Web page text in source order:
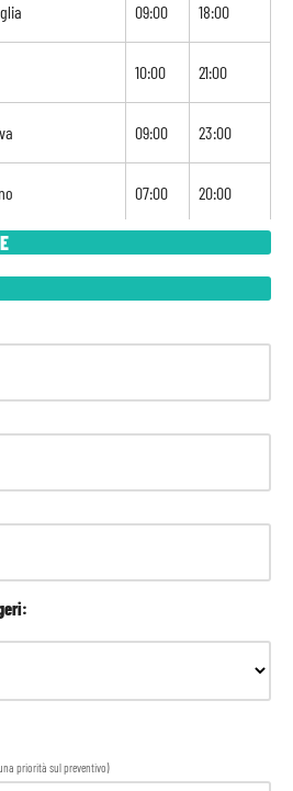
priorità sul preventivo)
09:00 18:00
10:00 21:00
09:00 23:00
07:00 20:00
Sul Mare 08:00 20:00
- -
08:00 -